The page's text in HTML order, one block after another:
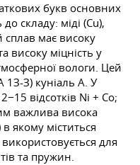
букв основних
складу: міді (Cu),
сплав має високу
високу міцність у
вологи. Цей
1З-З) куніаль А. У
відсотків Ni + Co;
важлива висока
якому міститься
для
та пружин.